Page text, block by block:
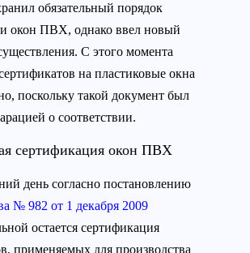
обязательный порядок
окон ПВХ, однако ввел новый
С этого момента
на пластиковые окна
поскольку такой документ был
о соответствии.
сертификация окон ПВХ
день согласно постановлению
№ 982 от 1 декабря 2009
остается сертификация
применяемых для производства